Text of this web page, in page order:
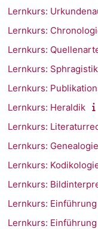
Lernkurs:
Lernkurs:
Lernkurs:
Lernkurs: Sphragistik
Lernkurs:
Lernkurs: Heraldik
Lernkurs:
Lernkurs: Genealogie
Lernkurs:
Lernkurs:
Lernkurs:
Lernkurs: